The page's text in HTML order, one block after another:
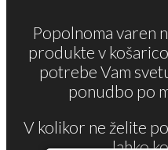
Popolnoma varen
produkte v
potrebe Vam
ponudbo po
V kolikor ne želite